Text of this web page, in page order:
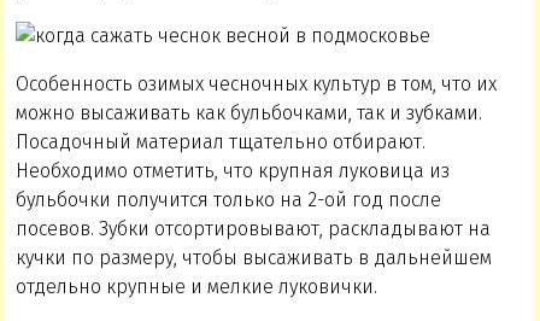
Особенность озимых чесночных культур в том, что их
можно высаживать как бульбочками, так и зубками.
Посадочный материал тщательно отбирают.
Необходимо отметить, что крупная луковица из
бульбочки получится только на 2-ой год после
посевов. Зубки отсортировывают, раскладывают на
кучки по размеру, чтобы высаживать в дальнейшем
отдельно крупные и мелкие луковички.